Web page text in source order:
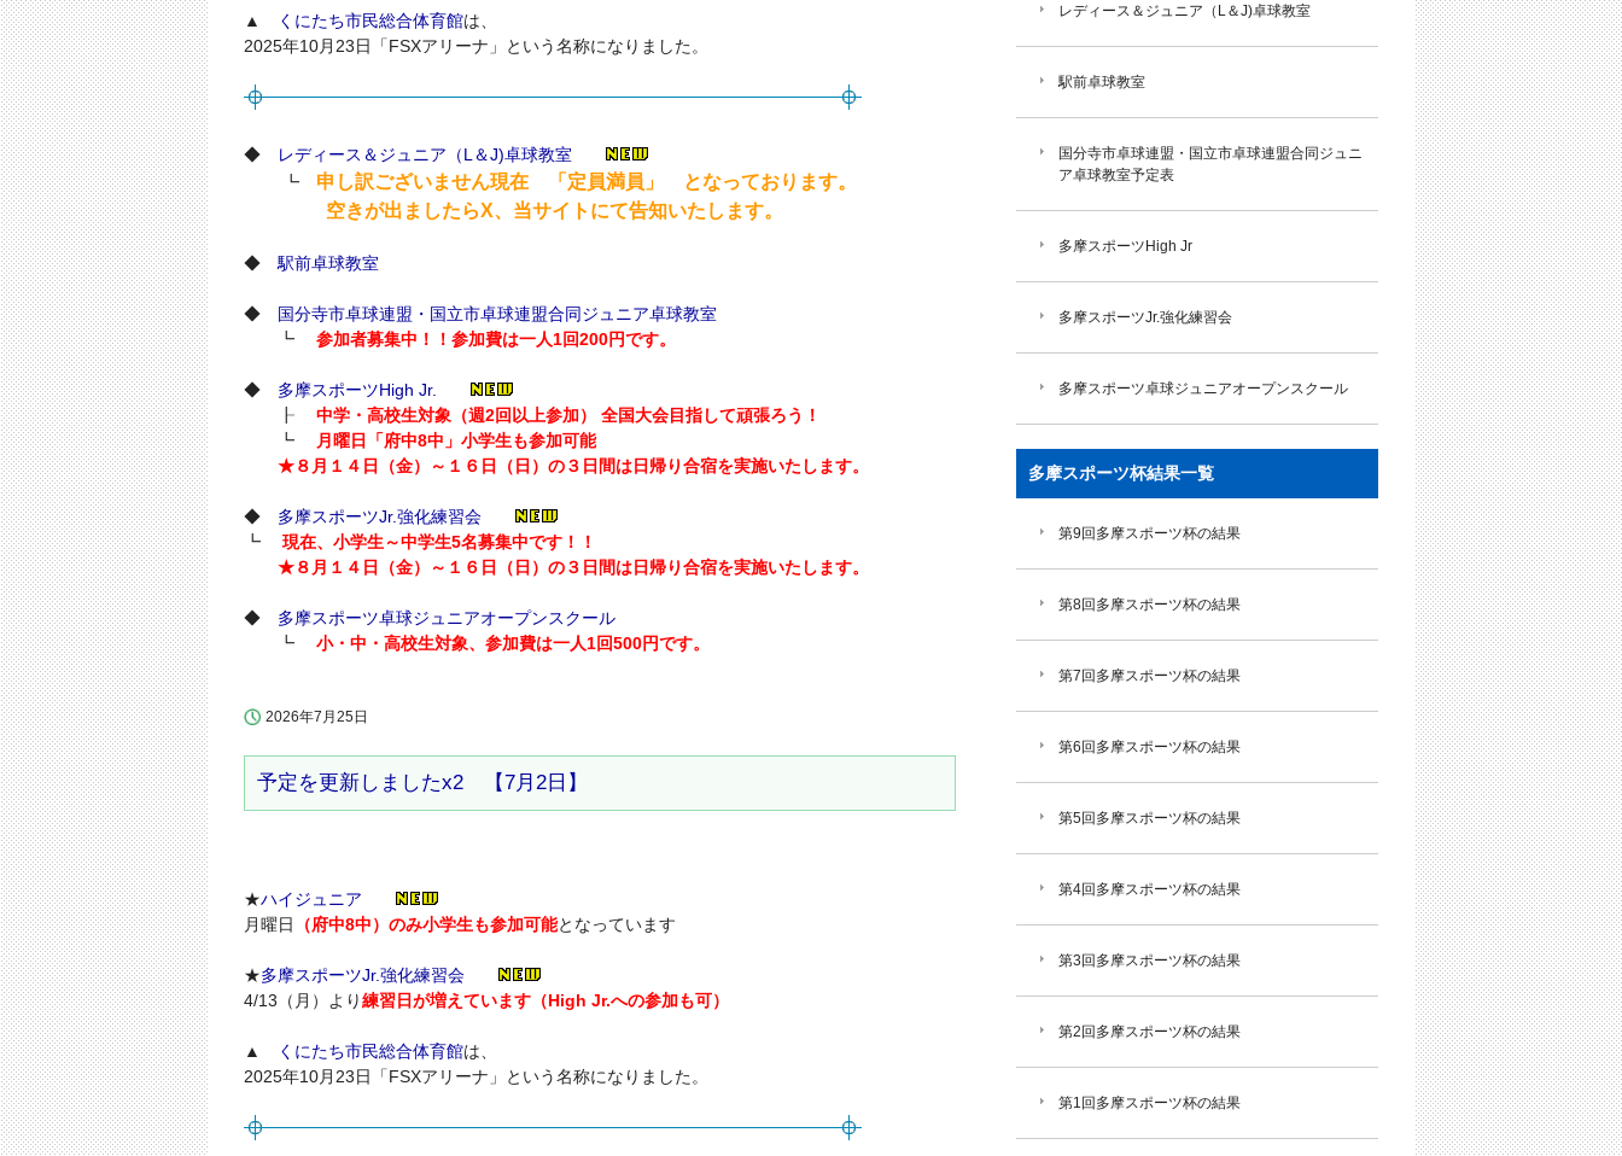
▲ くにたち市民総合体育館は、
2025年10月23日「FSXアリーナ」という名称になりました。
◆
レディース＆ジュニア（L＆J)卓球教室
┗ 申し訳ございません現在 「定員満員」 となっております。
空きが出ましたらX、当サイトにて告知いたします。
◆駅前卓球教室
◆ 国分寺市卓球連盟・国立市卓球連盟合同ジュニア卓球教室
┗
参加者募集中！！参加費は一人1回200円です。
◆ 多摩スポーツHigh Jr.
┠ 中学・高校生対象（週2回以上参加） 全国大会目指して頑張ろう！
┗
月曜日「府中8中」小学生も参加可能
★８月１４日（金）～１６日（日）の３日間は日帰り合宿を実施いたします。
◆ 多摩スポーツJr.強化練習会
┗ 現在、小学生～中学生5名募集中です！！
★８月１４日（金）～１６日（日）の３日間は日帰り合宿を実施いたします。
◆ 多摩スポーツ卓球ジュニアオープンスクール
┗ 小・中・高校生対象、参加費は一人1回500円です。
2026年7月25日
予定を更新しましたx2 【7月2日】
★ハイジュニア
月曜日
（府中8中）のみ小学生も参加可能となっています
★多摩スポーツJr.強化練習会
4/13（月）より練習日が増えています（High Jr.への参加も可）
▲ くにたち市民総合体育館は、
2025年10月23日「FSXアリーナ」という名称になりました。
レディース＆ジュニア（L＆J)卓球教室
駅前卓球教室
国分寺市卓球連盟・国立市卓球連盟合同ジュニ
ア卓球教室予定表
多摩スポーツHigh Jr
多摩スポーツJr.強化練習会
多摩スポーツ卓球ジュニアオープンスクール
多摩スポーツ杯結果一覧
第9回多摩スポーツ杯の結果
第8回多摩スポーツ杯の結果
第7回多摩スポーツ杯の結果
第6回多摩スポーツ杯の結果
第5回多摩スポーツ杯の結果
第4回多摩スポーツ杯の結果
第3回多摩スポーツ杯の結果
第2回多摩スポーツ杯の結果
第1回多摩スポーツ杯の結果